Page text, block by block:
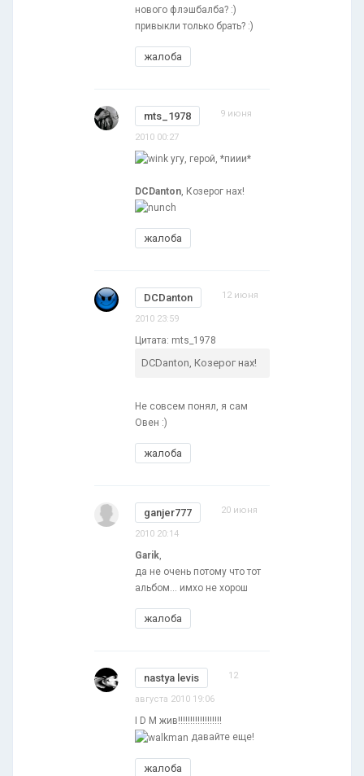
нового флэшбалба? :)
привыкли только брать? :)
жалоба
mts_1978 9 июня
2010 00:27
угу, герой, *пиии*
DCDanton, Козерог нах!
жалоба
DCDanton 12 июня
2010 23:59
Цитата: mts_1978
DCDanton, Козерог нах!
Не совсем понял, я сам
Овен :)
жалоба
ganjer777 20 июня
2010 20:14
Garik,
да не очень потому что тот
альбом... имхо не хорош
жалоба
nastya levis 12
августа 2010 19:06
I D M жив!!!!!!!!!!!!!!!!!!
давайте еще!
жалоба